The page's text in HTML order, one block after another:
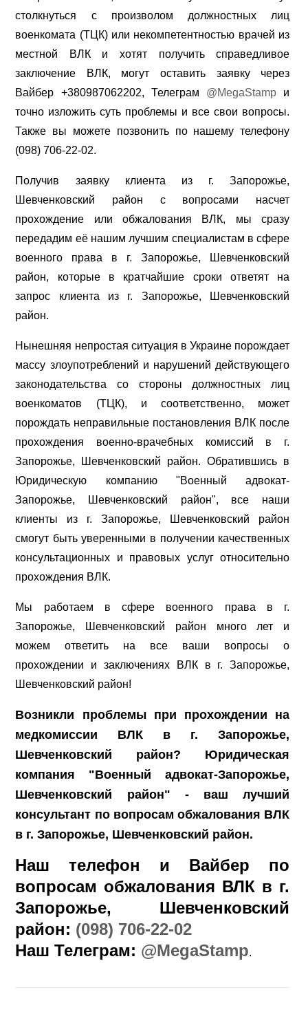
столкнуться с произволом должностных лиц
военкомата (ТЦК) или некомпетентностью врачей из
местной ВЛК и хотят получить справедливое
заключение ВЛК, могут оставить заявку через
Вайбер +380987062202, Телеграм @MegaStampи
точно изложить суть проблемы и все свои вопросы.
Также вы можете позвонить по нашему телефону
(098) 706-22-02.
Получив заявку клиента из г. Запорожье,
Шевченковский район с вопросами насчет
прохождение или обжалования ВЛК, мы сразу
передадим её нашим лучшим специалистам в сфере
военного права в г. Запорожье, Шевченковский
район, которые в кратчайшие сроки ответят на
запрос клиента из г. Запорожье, Шевченковский
район.
Нынешняя непростая ситуация в Украине порождает
массу злоупотреблений и нарушений действующего
законодательства со стороны должностных лиц
военкоматов (ТЦК), и соответственно, может
порождать неправильные постановления ВЛК после
прохождения военно-врачебных комиссий в г.
Запорожье, Шевченковский район. Обратившись в
Юридическую компанию "Военный адвокат-
Запорожье, Шевченковский район", все наши
клиенты из г. Запорожье, Шевченковский район
смогут быть уверенными в получении качественных
консультационных и правовых услуг относительно
прохождения ВЛК.
Мы работаем в сфере военного права в г.
Запорожье, Шевченковский район много лет и
можем ответить на все ваши вопросы о
прохождении и заключениях ВЛК в г. Запорожье,
Шевченковский район!
Возникли проблемы при прохождении на
медкомиссии ВЛК в г. Запорожье,
Шевченковский район? Юридическая
компания "Военный адвокат-Запорожье,
Шевченковский район" - ваш лучший
консультант по вопросам обжалования ВЛК
в г. Запорожье, Шевченковский район.
Наш телефон и Вайбер по
вопросам обжалования ВЛК в г.
Запорожье, Шевченковский
район: (098) 706-22-02
Наш Телеграм: @MegaStamp.